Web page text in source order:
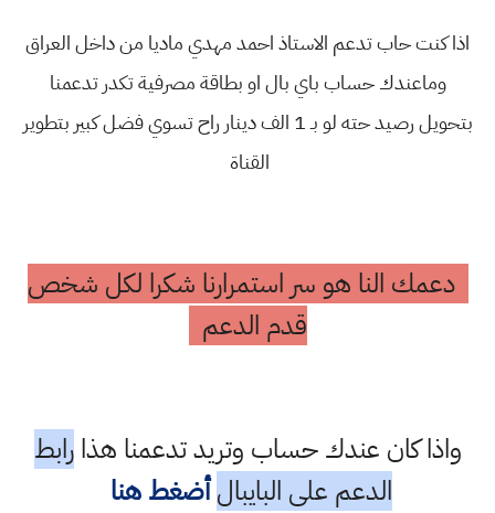
اذا كنت حاب تدعم الاستاذ احمد مهدي ماديا من داخل العراق
وماعندك حساب باي بال او بطاقة مصرفية تكدر تدعمنا
بتحويل رصيد حته لو بـ 1 الف دينار راح تسوي فضل كبير بتطوير
القناة
دعمك النا هو سر استمرارنا شكرا لكل شخص
قدم الدعم
واذا كان عندك حساب وتريد تدعمنا هذارابط
الدعم على البايبال أضغط هنا